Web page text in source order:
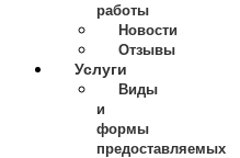
работы
Новости
Отзывы
Услуги
Виды
и
формы
предоставляемых